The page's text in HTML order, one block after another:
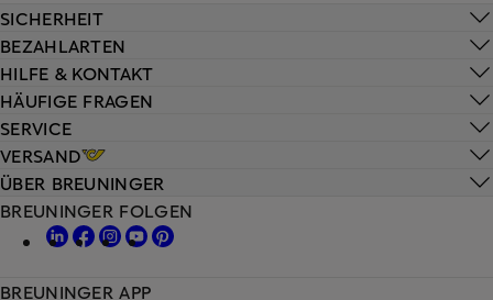
HILFE & KONTAKT
HÄUFIGE FRAGEN
SERVICE
VERSAND
SICHERHEIT
BEZAHLARTEN
ÜBER BREUNINGER
BREUNINGER FOLGEN
BREUNINGER APP